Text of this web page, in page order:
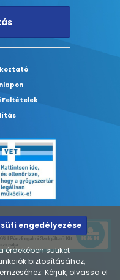
Feltételek
engedélyezése
érdekében sütiket
biztosításához,
Kérjük, olvassa el